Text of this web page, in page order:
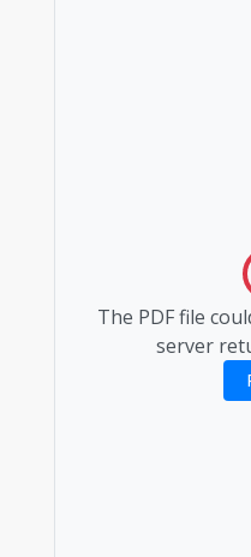
The PDF file
server